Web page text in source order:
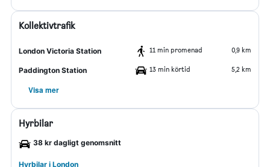
Kollektivtrafik
London Victoria Station 11 min promenad 0,9 km
Paddington Station 13 min körtid 5,2 km
Visa mer
Hyrbilar
38 kr dagligt genomsnitt
Hyrbilar i London